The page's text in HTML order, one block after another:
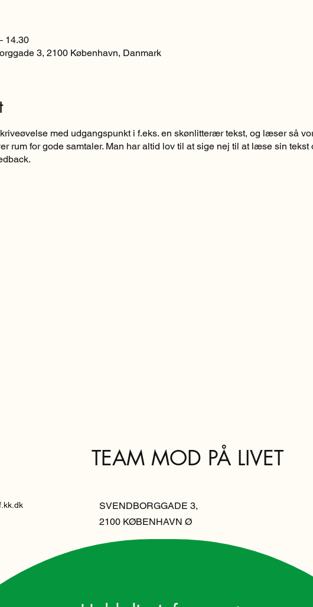
14.30
3, 2100 København, Danmark
med udgangspunkt i f.eks. en skønlitterær tekst, og læser så
rum for gode samtaler. Man har altid lov til at sige nej til at læse sin tekst
TEAM MOD PÅ LIVET
SVENDBORGGADE 3,
2100 KØBENHAVN Ø